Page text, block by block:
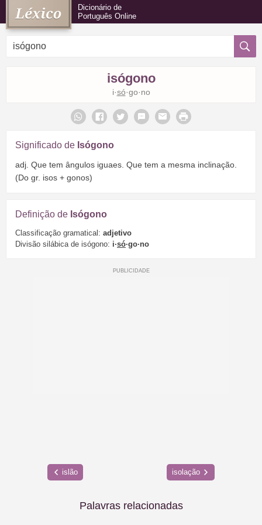
Dicionário de
Português Online
isógono
i·só·go·no
Significado de Isógono
adj. Que tem ângulos iguaes. Que tem a mesma inclinação.
(Do gr. isos + gonos)
Definição de Isógono
Classificação gramatical: adjetivo
Divisão silábica de isógono: i·só·go·no
islão isolação
Palavras relacionadas